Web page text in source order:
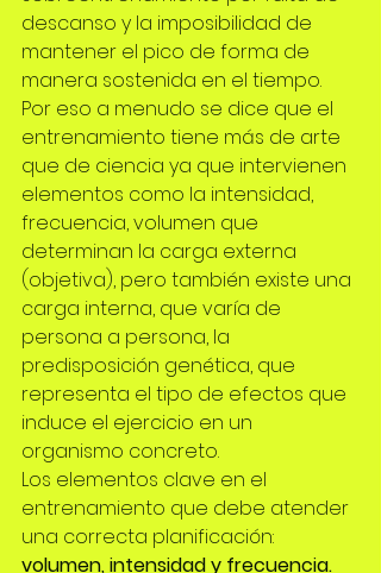
descanso y la imposibilidad de
mantener el pico de forma de
manera sostenida en el tiempo.
Por eso a menudo se dice que el
entrenamiento tiene más de arte
que de ciencia ya que intervienen
elementos como la intensidad,
frecuencia, volumen que
determinan la carga externa
(objetiva), pero también existe una
carga interna, que varía de
persona a persona, la
predisposición genética, que
representa el tipo de efectos que
induce el ejercicio en un
organismo concreto.
Los elementos clave en el
entrenamiento que debe atender
una correcta planificación:
volumen, intensidad y frecuencia.